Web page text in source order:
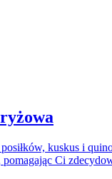
kuskus i
pomagając Ci